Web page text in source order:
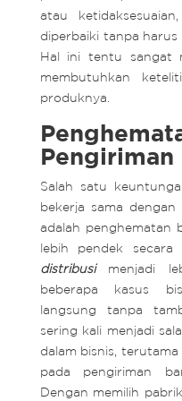
atau
diperbaiki tanpa harus
Hal ini tentu sangat
membutuhkan
produknya.
Pengiriman
Salah satu
bekerja sama
adalah penghematan
lebih pendek
distribusimenjadi
beberapa kasus
langsung tanpa
sering kali menjadi
dalam bisnis,
pada pengiriman
Dengan memilih